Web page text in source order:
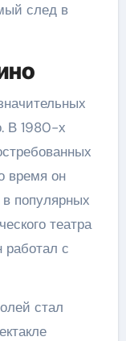
след в
В 1980-х
время он
популярных
театра
работал с
стал